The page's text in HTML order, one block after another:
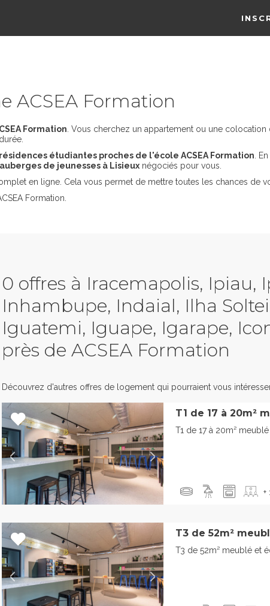
ACSEA Formation
Formation . Vous cherchez un appartement ou une
résidences étudiantes proches de l'école ACSEA Formation .
auberges de jeunesses à Lisieux négociés pour vous.
en ligne. Cela vous permet de mettre toutes les chances de
Formation.
0 offres à Iracemapolis, Ipiau,
Inhambupe, Indaial, Ilha
Iguatemi, Iguape, Igarape,
près de ACSEA Formation
Découvrez d'autres offres de logement qui pourraient vous
T1 de 17 à 20m²
T1 de 17 à 20m²
+
T3 de 52m²
T3 de 52m² meublé et